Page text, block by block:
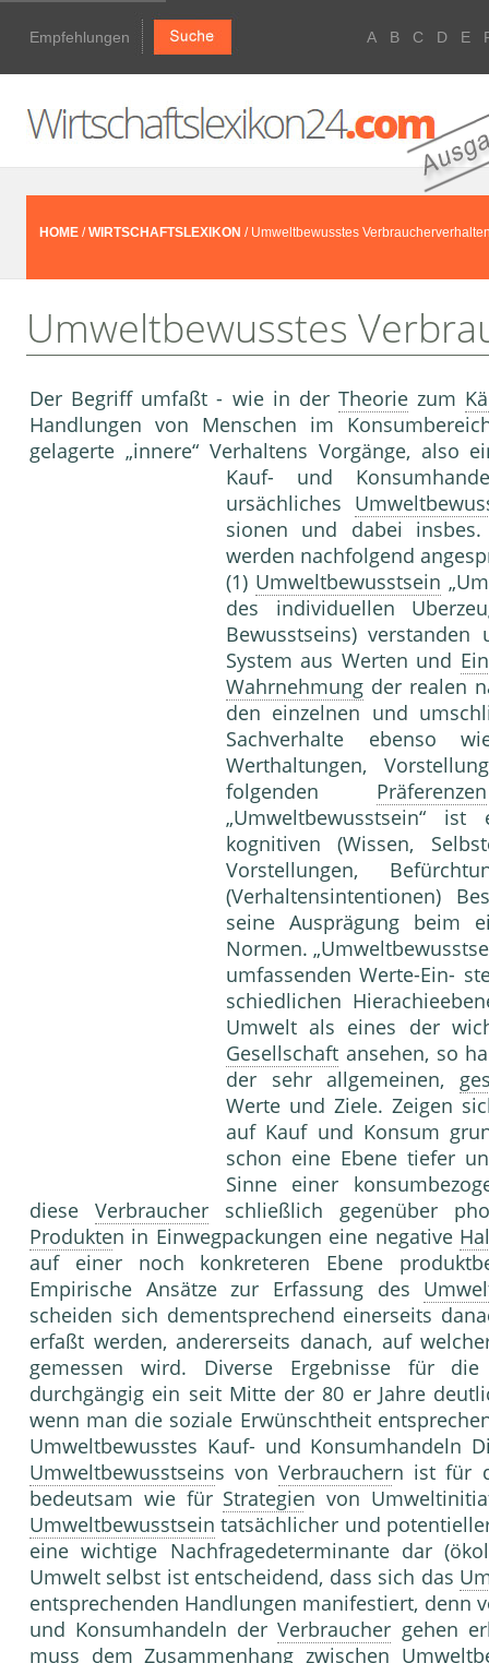
Empfehlungen A B C D E
HOME /WIRTSCHAFTSLEXIKON / Umweltbewusstes
Umweltbewusstes
Der Begriff umfaßt - wie in der Theorie zum
Handlungen von Menschen im
gelagerte „innere“ Verhaltens Vorgänge, also
Kauf- und
ursächliches
sionen und dabei
werden nachfolgend
(1) Umweltbewusstsein
des individuellen
Bewusstseins)
System aus Werten und
Wahrnehmung der realen
den einzelnen und
Sachver­halte ebenso
Werthaltungen,
folgenden Präferenzen
„Umweltbewusstsein“
kognitiven (Wissen,
Vorstellungen,
(Verhaltensintentionen)
seine Ausprägung beim
Normen.
umfassenden Werte-Ein-
schiedlichen
Umwelt als eines der
Gesellschaft ansehen, so
der sehr allgemei­nen,
Werte und Ziele. Zeigen
auf Kauf und Konsum
schon eine Ebene tiefer
Sinne einer
diese Verbraucher schließ­lich gegenüber
Produkten in Einwegpackungen eine negative
auf einer noch kon­kreteren Ebene
Empirische Ansätze zur Erfassung des
scheiden sich dementsprechend einerseits
erfaßt werden, andererseits danach, auf
gemessen wird. Diverse Ergebnisse für
durchgängig ein seit Mitte der 80 er Jahre
wenn man die soziale Erwünschtheit
Umweltbewusstes Kauf- und Konsum­handeln
Umweltbewusstseins vonVerbrauchern ist für
bedeutsam wie für Strategien von
Umweltbewusstsein tatsächlicher und
eine wichtige Nachfragedeterminante dar
Umwelt selbst ist entscheidend, dass sich das
entsprechenden Handlungen manifestiert, denn
und Konsumhandeln derVerbraucher gehen
muss dem Zusam­menhang zwischen